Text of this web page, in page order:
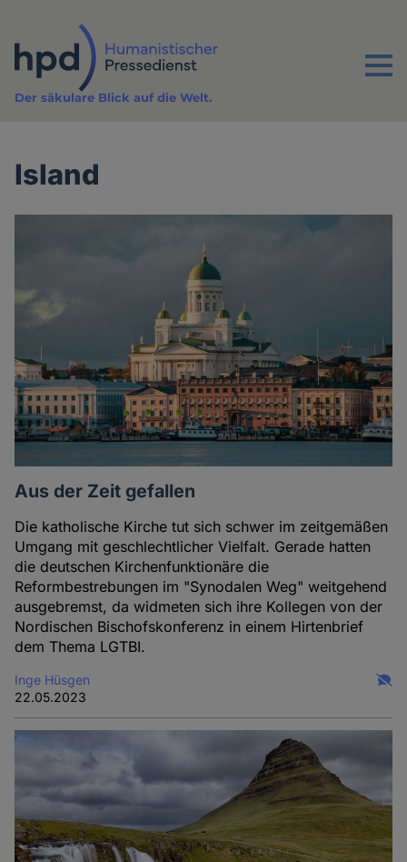
Inhalt
Menu
Der säkulare Blick auf die Welt.
Island
Aus der Zeit gefallen
Die katholische Kirche tut sich schwer im zeitgemäßen
Umgang mit geschlechtlicher Vielfalt. Gerade hatten
die deutschen Kirchenfunktionäre die
Reformbestrebungen im "Synodalen Weg" weitgehend
ausgebremst, da widmeten sich ihre Kollegen von der
Nordischen Bischofskonferenz in einem Hirtenbrief
dem Thema LGTBI.
Inge Hüsgen
22.05.2023